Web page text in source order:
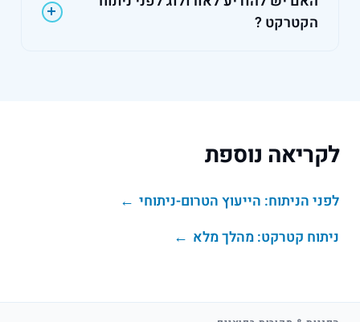
לערמונית), אך פוגעת גם בנשים. מספר תרופות
בשימוש נפוץ אצל מטופלות עלולות לעורר את
לכל מטופלת — כמו לכל מטופל — לספק את
הטרום-ניתוחי.
הקטרקט ?
לקריאה נוספת
לפני הניתוח: הייעוץ הטרום-ניתוחי
ניתוח קטרקט: מהלך מלא